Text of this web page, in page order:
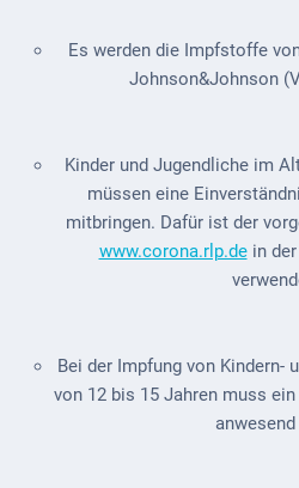
bei
Social
Media
Sitemap
Historisches
Es werden die Impfstoffe
Johnson&Johnson
Kinder und Jugendliche im
müssen eine
mitbringen. Dafür ist der
www.corona.rlp.de in
Bei der Impfung von Kindern-
von 12 bis 15 Jahren muss